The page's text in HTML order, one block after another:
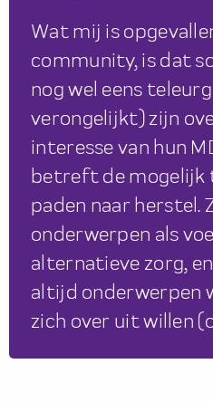
Wat mij is
community, is dat
nog wel eens
verongelijkt) zijn
interesse van hun
betreft de mogelijk
paden naar herstel.
onderwerpen als
alternatieve zorg,
altijd onderwerpen
zich over uit willen